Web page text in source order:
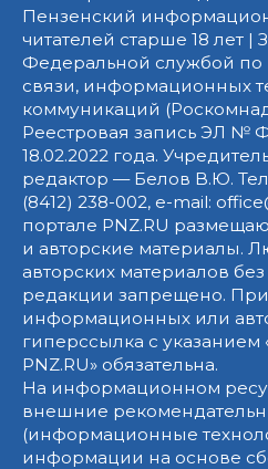
Пензенский
читателей старше 18 лет |
Федеральной службой по
связи, информационных
коммуникаций
Реестровая запись ЭЛ №
18.02.2022 года.
редактор — Белов В.Ю.
(8412) 238-002, e-mail:
портале PNZ.RU
и авторские материалы.
авторских материалов
редакции запрещено.
информационных или
гиперссылка с указанием
PNZ.RU» обязательна.
На информационном
внешние
(информационные
информации на основе